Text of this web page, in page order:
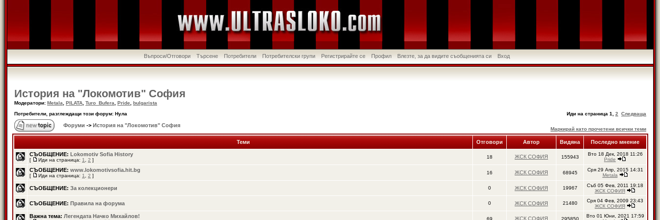
Въпроси/Отговори Търсене Потребители Потребителски групи Регистрирайте се Профил Влезте, за да видите съобщенията си Вход
История на "Локомотив" София
Модератори: Metala PILATA Turo_Bufera Pride
bulgarista
Потребители, разглеждащи този форум: Нула
Иди на страница 1 2 Следваща
Форуми -> История на "Локомотив" София
Маркирай като прочетени всички теми
Теми Отговори Автор Видяна Последно мнение
СЪОБЩЕНИЕ: Lokomotiv Sofia History
[ Иди на страница: 1 2 ]
18 ЖСК СОФИЯ 155943
Вто 18 Дек, 2018 11:26
Pride
СЪОБЩЕНИЕ: www.lokomotivsofia.hit.bg
[ Иди на страница: 1 2 ]
16 ЖСК СОФИЯ 68945
Сря 29 Апр, 2015 14:31
Metala
СЪОБЩЕНИЕ: За колекционери 0 ЖСК СОФИЯ 19967
Съб 05 Фев, 2011 19:18
ЖСК СОФИЯ
СЪОБЩЕНИЕ: Правила на форума 0 ЖСК СОФИЯ 21480
Сря 04 Фев, 2009 23:43
ЖСК СОФИЯ
Важна тема: Легендата Начко Михайлов! 69 ЖСК СОФИЯ 295850
Вто 01 Юни, 2021 17:59